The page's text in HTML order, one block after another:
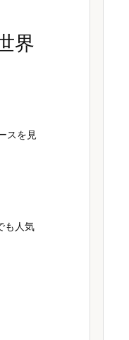
界
スを見
も人気